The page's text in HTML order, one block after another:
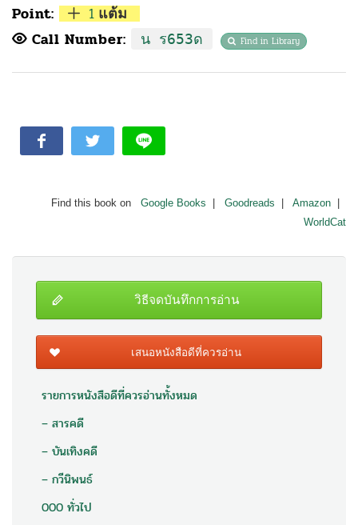
Point: 1 แต้ม
Call Number: น ร653ด Find in Library
Find this book on Google Books Goodreads Amazon
WorldCat
วิธีจดบันทึกการอ่าน
เสนอหนังสือดีที่ควรอ่าน
รายการหนังสือดีที่ควรอ่านทั้งหมด
– สารคดี
– บันเทิงคดี
– กวีนิพนธ์
000 ทั่วไป